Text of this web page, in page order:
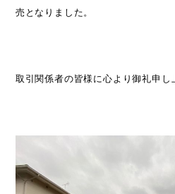
売となりました。
取引関係者の皆様に心より御礼申し